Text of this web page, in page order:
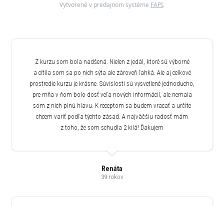
Vytvorené v predajnom systéme FAPI.
Z kurzu som bola nadšená. Nielen z jedál, ktoré sú výborné
a cítila som sa po nich sýta ale zároveň ľahká. Ale aj celkové
prostredie kurzu je krásne. Súvislosti sú vysvetlené jednoducho,
pre mňa v ňom bolo dosť veľa nových informácií, ale nemala
som z nich plnú hlavu. K receptom sa budem vracať a určite
chcem variť podľa týchto zásad. A najväčšiu radosť mám
z toho, že som schudla 2 kilá! Ďakujem
Renáta
39 rokov